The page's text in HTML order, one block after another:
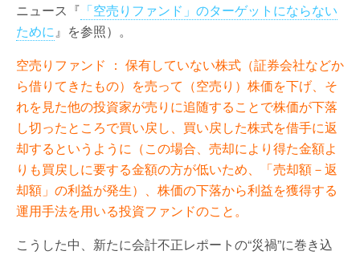
ニュース『 「空売りファンド」のターゲットにならない
ために』を参照）。
空売りファンド ： 保有していない株式（証券会社などか
ら借りてきたもの）を売って（空売り）株価を下げ、そ
れを見た他の投資家が売りに追随することで株価が下落
し切ったところで買い戻し、買い戻した株式を借手に返
却するというように（この場合、売却により得た金額よ
りも買戻しに要する金額の方が低いため、「売却額－返
却額」の利益が発生）、株価の下落から利益を獲得する
運用手法を用いる投資ファンドのこと。
こうした中、新たに会計不正レポートの“災禍”に巻き込